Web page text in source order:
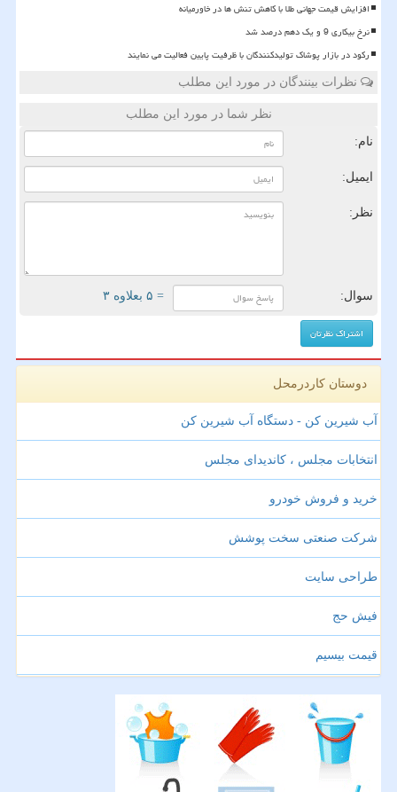
افزایش قیمت جهانی طلا با کاهش تنش ها در خاورمیانه
نرخ بیکاری 9 و یک دهم درصد شد
رکود در بازار پوشاک تولیدکنندگان با ظرفیت پایین فعالیت می نمایند
نظرات بینندگان در مورد این مطلب
نظر شما در مورد این مطلب
نام:
ایمیل:
نظر:
سوال: = ۵ بعلاوه ۳
دوستان کاردرمحل
آب شیرین کن - دستگاه آب شیرین کن
انتخابات مجلس ، کاندیدای مجلس
خرید و فروش خودرو
شرکت صنعتی سخت پوشش
طراحی سایت
فیش حج
قیمت بیسیم